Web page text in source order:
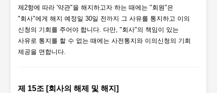
제2항에 따라 '약관"을 해지하고자 하는 때에는 "회원"은
"회사"에게 해지 예정일 30일 전까지 그 사유를 통지하고 이의
신청의 기회를 주어야 합니다. 다만, "회사"의 책임이 있는
사유로 통지를 할 수 없는 때에는 사전통지와 이의신청의 기회
제공을 면합니다.
제 15조 [회사의 해제 및 해지]